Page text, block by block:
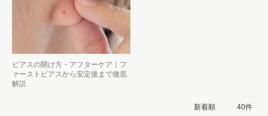
ピアスの開け方・アフターケア｜フ
ァーストピアスから安定後まで徹底
解説